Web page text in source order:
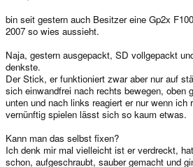
bin seit gestern auch Besitzer eine Gp2x
2007 so wies aussieht.
Naja, gestern ausgepackt, SD vollgepackt
denkste.
Der Stick, er funktioniert zwar aber nur auf
sich einwandfrei nach rechts bewegen, oben
unten und nach links reagiert er nur wenn ich
vernünftig spielen lässt sich so kaum etwas.
Kann man das selbst fixen?
Ich denk mir mal vielleicht ist er verdreckt,
schon, aufgeschraubt, sauber gemacht und